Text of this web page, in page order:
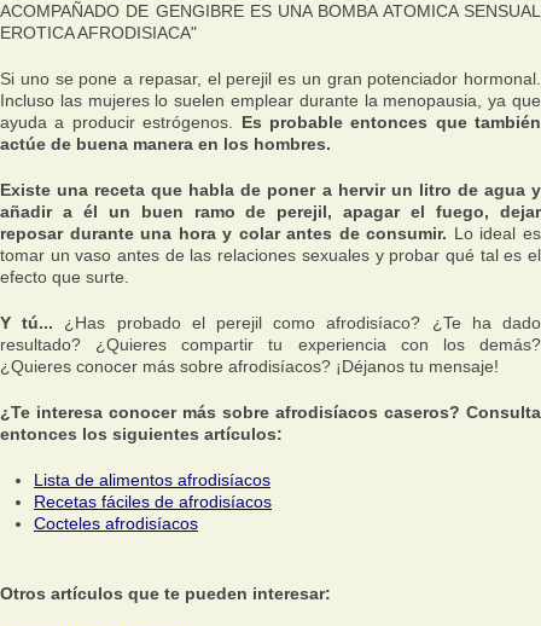
ACOMPAÑADO DE GENGIBRE ES UNA BOMBA ATOMICA SENSUAL
EROTICA AFRODISIACA"
Si uno se pone a repasar, el perejil es un gran potenciador hormonal.
Incluso las mujeres lo suelen emplear durante la menopausia, ya que
ayuda a producir estrógenos. Es probable entonces que también
actúe de buena manera en los hombres.
Existe una receta que habla de poner a hervir un litro de agua y
añadir a él un buen ramo de perejil, apagar el fuego, dejar
reposar durante una hora y colar antes de consumir. Lo ideal es
tomar un vaso antes de las relaciones sexuales y probar qué tal es el
efecto que surte.
Y tú... ¿Has probado el perejil como afrodisíaco? ¿Te ha dado
resultado? ¿Quieres compartir tu experiencia con los demás?
¿Quieres conocer más sobre afrodisíacos? ¡Déjanos tu mensaje!
¿Te interesa conocer más sobre afrodisíacos caseros? Consulta
entonces los siguientes artículos:
Lista de alimentos afrodisíacos
Recetas fáciles de afrodisíacos
Cocteles afrodisíacos
Otros artículos que te pueden interesar: